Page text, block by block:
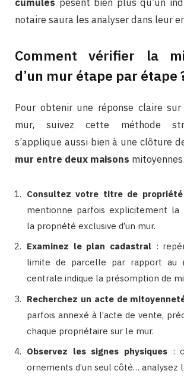
notaire saura les analyser dans leur
Comment vérifier la
d’un mur étape par étape
Pour obtenir une réponse claire
mur, suivez cette méthode
s’applique aussi bien à une clôture
mur entre deux maisons mitoyennes.
Consultez votre titre de propriété
mentionne parfois explicitement la
la propriété exclusive d’un mur.
Examinez le plan cadastral:
limite de parcelle par rapport au
centrale indique la présomption de
Recherchez un acte de
parfois annexé à l’acte de vente,
chaque propriétaire sur le mur.
Observez les signes physiques :
ornements d’un seul côté… analysez